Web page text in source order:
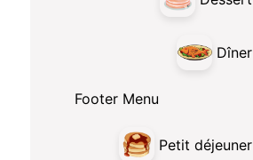
Dîner
Footer Menu
Petit déjeuner